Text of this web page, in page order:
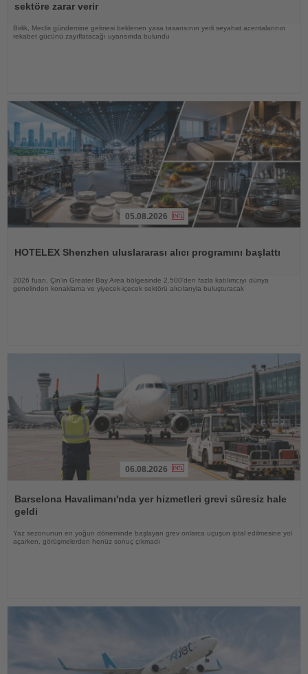
sektöre zarar verir
Birlik, Meclis gündemine gelmesi beklenen yasa tasarısının yerli seyahat acentalarının
rekabet gücünü zayıflatacağı uyarısında bulundu
05.08.2026
HOTELEX Shenzhen uluslararası alıcı programını başlattı
2026 fuarı, Çin'in Greater Bay Area bölgesinde 2.500'den fazla katılımcıyı dünya
genelinden konaklama ve yiyecek-içecek sektörü alıcılarıyla buluşturacak
Oku
06.08.2026
Barselona Havalimanı'nda yer hizmetleri grevi süresiz hale
geldi
Yaz sezonunun en yoğun döneminde başlayan grev onlarca uçuşun iptal edilmesine yol
açarken, görüşmelerden henüz sonuç çıkmadı